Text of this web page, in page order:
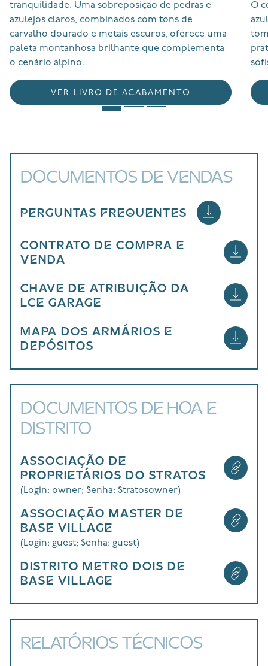
tranquilidade. Uma sobreposição de pedras e
azulejos claros, combinados com tons de
carvalho dourado e metais escuros, oferece uma
paleta montanhosa brilhante que complementa
o cenário alpino.
VER LIVRO DE ACABAMENTO
O
DOCUMENTOS DE VENDAS
PERGUNTAS FREQUENTES
CONTRATO DE COMPRA E
VENDA
CHAVE DE ATRIBUIÇÃO DA
LCE GARAGE
MAPA DOS ARMÁRIOS E
DEPÓSITOS
DOCUMENTOS DE HOA E
DISTRITO
ASSOCIAÇÃO DE
PROPRIETÁRIOS DO STRATOS
(Login: owner; Senha: Stratosowner)
ASSOCIAÇÃO MASTER DE
BASE VILLAGE
(Login: guest; Senha: guest)
DISTRITO METRO DOIS DE
BASE VILLAGE
RELATÓRIOS TÉCNICOS